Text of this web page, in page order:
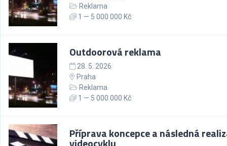
Reklama
1 — 5 000 000 Kč
Outdoorová reklama
28. 5. 2026
Praha
Reklama
1 — 5 000 000 Kč
Příprava koncepce a následná